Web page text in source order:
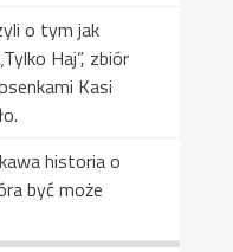
o tym jak
Haj”, zbiór
Kasi
historia o
być może